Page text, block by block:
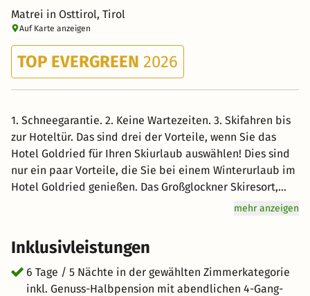
Matrei in Osttirol, Tirol
Auf Karte anzeigen
TOP EVERGREEN 2026
1. Schneegarantie. 2. Keine Wartezeiten. 3. Skifahren bis
zur Hoteltür. Das sind drei der Vorteile, wenn Sie das
Hotel Goldried für Ihren Skiurlaub auswählen! Dies sind
nur ein paar Vorteile, die Sie bei einem Winterurlaub im
Hotel Goldried genießen. Das Großglockner Skiresort,
Osttirol größtes zusammenhängende Skigebiet mit 17
Schluss noch die Einkehr in die hoteleigene Skihütte
"Muhbar" direkt am Pistenende. Langlaufen ist gesund
und Osttirols Loipen eine Seelenwonne für alle. Auf
Langläufer warten beim Matreier Tauernhaus vier
mehr anzeigen
Inklusivleistungen
6 Tage / 5 Nächte in der gewählten Zimmerkategorie
inkl. Genuss-Halbpension mit abendlichen 4-Gang-